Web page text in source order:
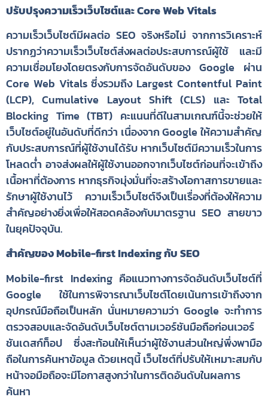
ปรับปรุงความเร็วเว็บไซต์และ Core Web Vitals
ความเร็วเว็บไซต์มีผลต่อ SEO จริงหรือไม่ จากการวิเคราะห์
ปรากฏว่าความเร็วเว็บไซต์ส่งผลต่อประสบการณ์ผู้ใช้ และมี
ความเชื่อมโยงโดยตรงกับการจัดอันดับของ Google ผ่าน
Core Web Vitals ซึ่งรวมถึง Largest Contentful Paint
(LCP), Cumulative Layout Shift (CLS) และ Total
Blocking Time (TBT) คะแนนที่ดีในสามเกณฑ์นี้จะช่วยให้
เว็บไซต์อยู่ในอันดับที่ดีกว่า เนื่องจาก Google ให้ความสำคัญ
กับประสบการณ์ที่ผู้ใช้งานได้รับ หากเว็บไซต์มีความเร็วในการ
โหลดต่ำ อาจส่งผลให้ผู้ใช้งานออกจากเว็บไซต์ก่อนที่จะเข้าถึง
เนื้อหาที่ต้องการ หากธุรกิจมุ่งมั่นที่จะสร้างโอกาสการขายและ
รักษาผู้ใช้งานไว้ ความเร็วเว็บไซต์จึงเป็นเรื่องที่ต้องให้ความ
สำคัญอย่างยิ่งเพื่อให้สอดคล้องกับมาตรฐาน SEO สายขาว
ในยุคปัจจุบัน.
สำคัญของ Mobile-first Indexing กับ SEO
Mobile-first Indexing คือแนวทางการจัดอันดับเว็บไซต์ที่
Google ใช้ในการพิจารณาเว็บไซต์โดยเน้นการเข้าถึงจาก
อุปกรณ์มือถือเป็นหลัก นั่นหมายความว่า Google จะทำการ
ตรวจสอบและจัดอันดับเว็บไซต์ตามเวอร์ชันมือถือก่อนเวอร์
ชันเดสก์ท็อป ซึ่งสะท้อนให้เห็นว่าผู้ใช้งานส่วนใหญ่พึ่งพามือ
ถือในการค้นหาข้อมูล ด้วยเหตุนี้ เว็บไซต์ที่ปรับให้เหมาะสมกับ
หน้าจอมือถือจะมีโอกาสสูงกว่าในการติดอันดับในผลการ
ค้นหา